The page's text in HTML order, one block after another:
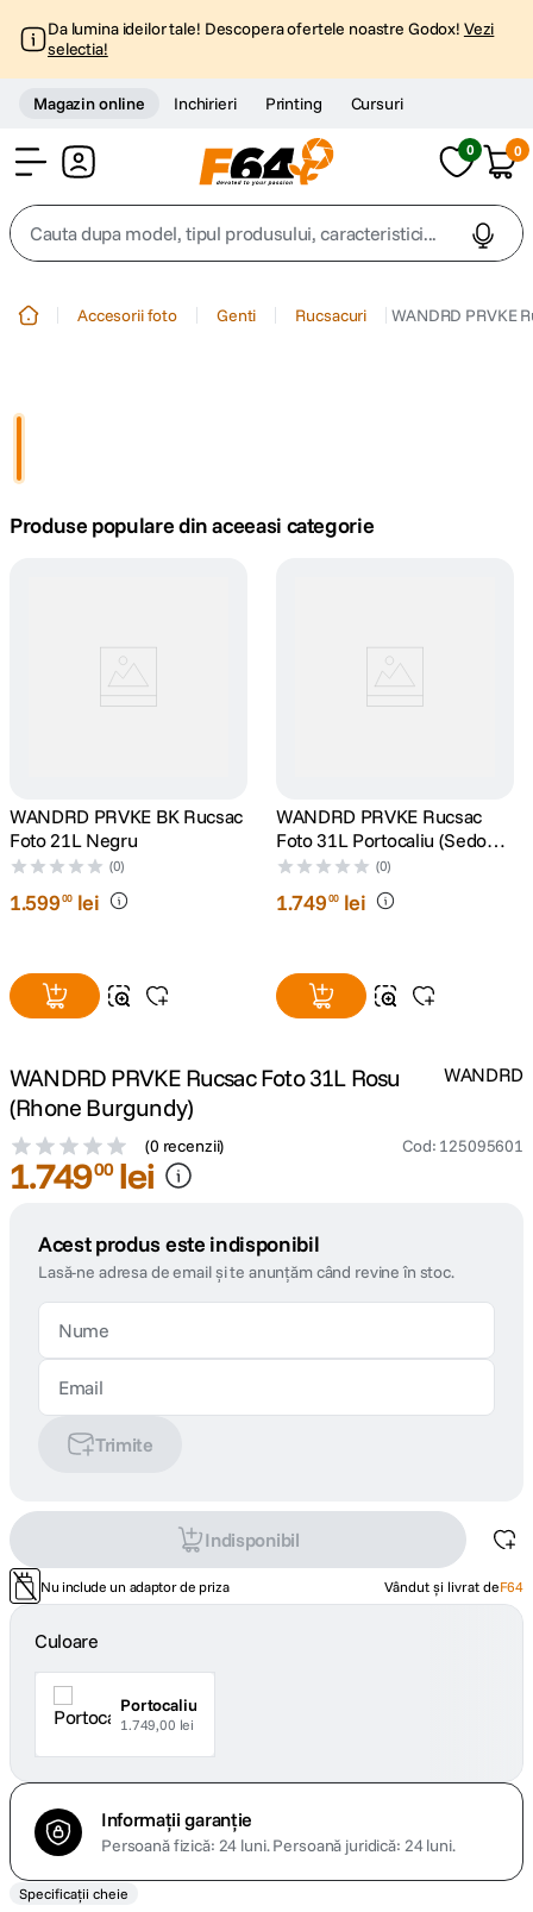
Da lumina ideilor tale! Descopera ofertele noastre Godox! Vezi
selectia!
Magazin online Inchirieri Printing Cursuri
0 0
Cauta dupa model, tipul produsului, caracteristici...
4. peak design
9. dji mic mini
10 . dji osmo
Accesorii foto Genti Rucsacuri WANDRD PRVKE
Produse populare din aceeasi categorie
WANDRD PRVKE BK Rucsac
Foto 21L Negru
(0)
1.59900 lei
WANDRD PRVKE Rucsac
Foto 31L Portocaliu (Sedona
Orange)
(0)
1.74900 lei
WANDRD PRVKE Rucsac Foto 31L Rosu
(Rhone Burgundy)
(0 recenzii) Cod: 125095601
WANDRD
1.74900 lei
Acest produs este indisponibil
Lasă-ne adresa de email și te anunțăm când revine în stoc.
Trimite
Indisponibil
Nu include un adaptor de priza Vândut și livrat deF64
Culoare
Portocaliu
1.749,00 lei
Informații garanție
Persoană fizică: 24 luni.Persoană juridică: 24 luni.
Specificații cheie